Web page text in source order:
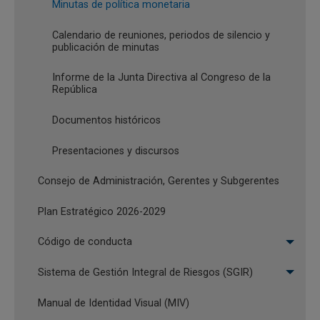
DE ABRIL DE
incrementar en 100 puntos básicos (pbs)
11,25%
MIÉRCOLES,
4 DE MARZO
Documento de trabajo revisado en la
reunión de la Junta Directiva del 27 de
MIÉRCOLES,
FEBRERO DE
Banco de la República decidió por mayoría
la tasa de interés de política monetaria a
10,25%
MIÉRCOLES,
DICIEMBRE
Minutas BanRep: La Junta Directiva del
mantener inalterada la tasa de interés de
Minutas de política monetaria
Calendario de reuniones, periodos de silencio y
publicación de minutas
Informe de la Junta Directiva al Congreso de la
República
Documentos históricos
Presentaciones y discursos
Consejo de Administración, Gerentes y Subgerentes
Plan Estratégico 2026-2029
Código de conducta
Sistema de Gestión Integral de Riesgos (SGIR)
Manual de Identidad Visual (MIV)